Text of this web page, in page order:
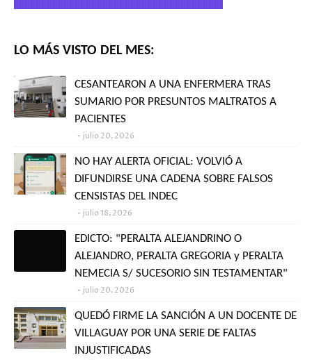
LO MÁS VISTO DEL MES:
CESANTEARON A UNA ENFERMERA TRAS
SUMARIO POR PRESUNTOS MALTRATOS A
PACIENTES
julio 20, 2026
NO HAY ALERTA OFICIAL: VOLVIÓ A
DIFUNDIRSE UNA CADENA SOBRE FALSOS
CENSISTAS DEL INDEC
julio 18, 2026
EDICTO: "PERALTA ALEJANDRINO O
ALEJANDRO, PERALTA GREGORIA y PERALTA
NEMECIA S/ SUCESORIO SIN TESTAMENTAR"
julio 20, 2026
QUEDÓ FIRME LA SANCIÓN A UN DOCENTE DE
VILLAGUAY POR UNA SERIE DE FALTAS
INJUSTIFICADAS